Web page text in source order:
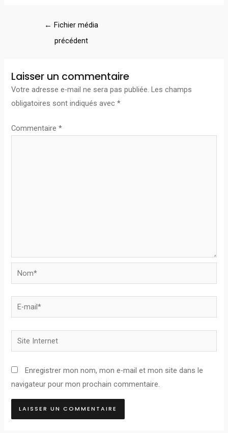
← Fichier média
précédent
Laisser un commentaire
Votre adresse e-mail ne sera pas publiée. Les champs
obligatoires sont indiqués avec*
Commentaire*
Nom*
E-
mail*
Site
Internet
Enregistrer mon nom, mon e-mail et mon site dans le
navigateur pour mon prochain commentaire.